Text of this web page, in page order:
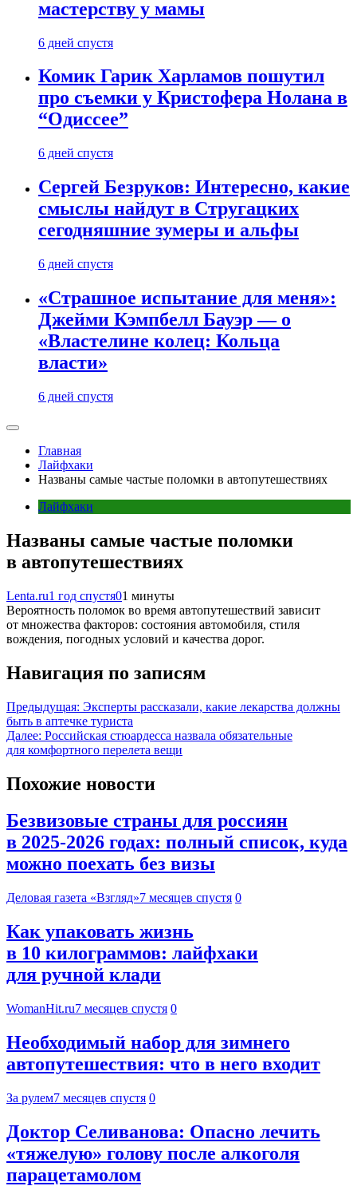
мастерству у мамы
6 дней спустя
Комик Гарик Харламов пошутил
про съемки у Кристофера Нолана в
“Одиссее”
6 дней спустя
Сергей Безруков: Интересно, какие
смыслы найдут в Стругацких
сегодняшние зумеры и альфы
6 дней спустя
«Страшное испытание для меня»:
Джейми Кэмпбелл Бауэр — о
«Властелине колец: Кольца
власти»
6 дней спустя
Главная
Лайфхаки
Названы самые частые поломки в автопутешествиях
Лайфхаки
Названы самые частые поломки
в автопутешествиях
Lenta.ru1 год спустя01 минуты
Вероятность поломок во время автопутешествий зависит
от множества факторов: состояния автомобиля, стиля
вождения, погодных условий и качества дорог.
Навигация по записям
Предыдущая: Эксперты рассказали, какие лекарства должны
быть в аптечке туриста
Далее: Российская стюардесса назвала обязательные
для комфортного перелета вещи
Похожие новости
Безвизовые страны для россиян
в 2025-2026 годах: полный список, куда
можно поехать без визы
Деловая газета «Взгляд»7 месяцев спустя 0
Как упаковать жизнь
в 10 килограммов: лайфхаки
для ручной клади
WomanHit.ru7 месяцев спустя 0
Необходимый набор для зимнего
автопутешествия: что в него входит
За рулем7 месяцев спустя 0
Доктор Селиванова: Опасно лечить
«тяжелую» голову после алкоголя
парацетамолом